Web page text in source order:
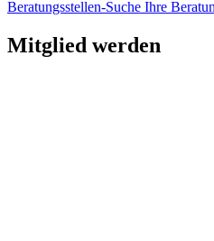
Beratungsstellen-Suche Ihre
Mitglied werden